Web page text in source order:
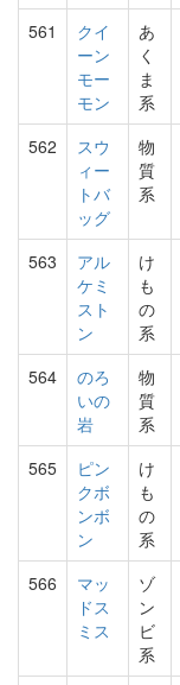
561
クイ
ーン
モー
モン
あ
く
ま
系
562
スウ
ィー
トバ
ッグ
物
質
系
563
アル
ケミ
スト
ン
け
も
の
系
564
のろ
いの
岩
物
質
系
565
ピン
クボ
ンボ
ン
け
も
の
系
566
マッ
ドス
ミス
ゾ
ン
ビ
系